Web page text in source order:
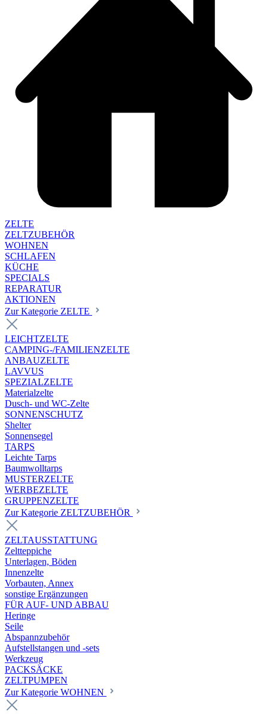
ZELTE
ZELTZUBEHÖR
WOHNEN
SCHLAFEN
KÜCHE
SPECIALS
REPARATUR
AKTIONEN
Zur Kategorie ZELTE
LEICHTZELTE
CAMPING-/FAMILIENZELTE
ANBAUZELTE
LAVVUS
SPEZIALZELTE
Materialzelte
Dusch- und WC-Zelte
SONNENSCHUTZ
Shelter
Sonnensegel
TARPS
Leichte Tarps
Baumwolltarps
MUSTERZELTE
WERBEZELTE
GRUPPENZELTE
Zur Kategorie ZELTZUBEHÖR
ZELTAUSSTATTUNG
Zeltteppiche
Unterlagen, Böden
Innenzelte
Vorbauten, Annex
sonstige Ergänzungen
FÜR AUF- UND ABBAU
Heringe
Seile
Abspannzubehör
Aufstellstangen und -sets
Werkzeug
PACKSÄCKE
ZELTPUMPEN
Zur Kategorie WOHNEN